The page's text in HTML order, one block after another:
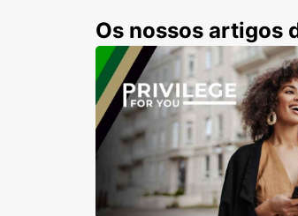
Os nossos artigos